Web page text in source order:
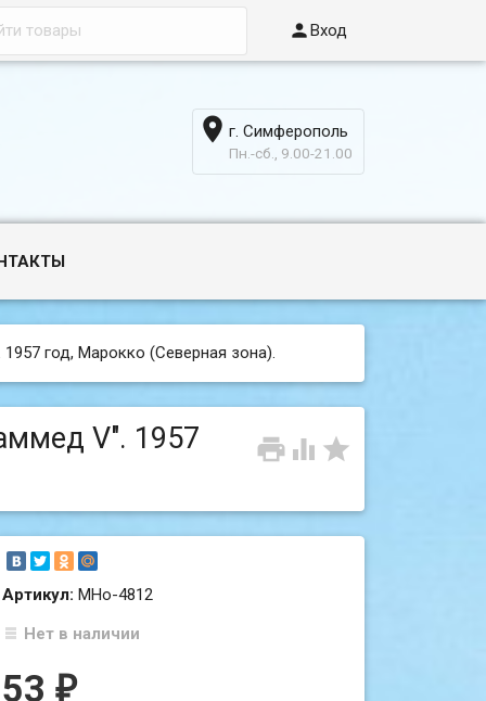
Вход
 г. Симферополь
Пн.-сб., 9.00-21.00
год, Марокко (Северная зона).
  
V". 1957
Артикул:МНо-4812
Нет в наличии
53₽